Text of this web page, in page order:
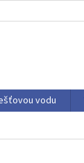
ÚDAJŮ
vodu